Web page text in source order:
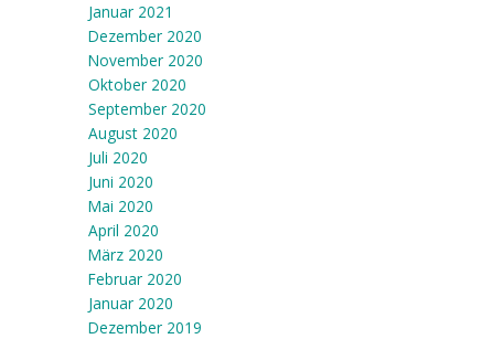
Januar 2021
Dezember 2020
November 2020
Oktober 2020
September 2020
August 2020
Juli 2020
Juni 2020
Mai 2020
April 2020
März 2020
Februar 2020
Januar 2020
Dezember 2019